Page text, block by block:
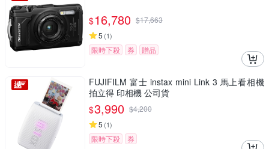
$16,780 $17,663
5 (1)
限時下殺 券 贈品
FUJIFILM 富士 instax mini Link 3 馬上看相機
拍立得 印相機 公司貨
$3,990 $4,200
5 (1)
限時下殺 券